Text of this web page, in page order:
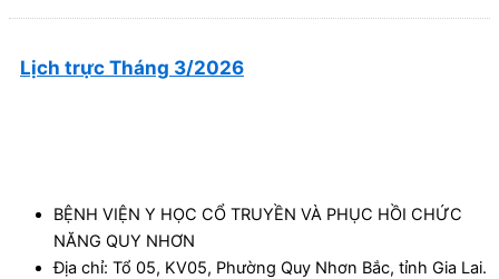
Lịch trực Tháng 3/2026
BỆNH VIỆN Y HỌC CỔ TRUYỀN VÀ PHỤC HỒI CHỨC
NĂNG QUY NHƠN
Địa chỉ: Tổ 05, KV05, Phường Quy Nhơn Bắc, tỉnh Gia Lai.